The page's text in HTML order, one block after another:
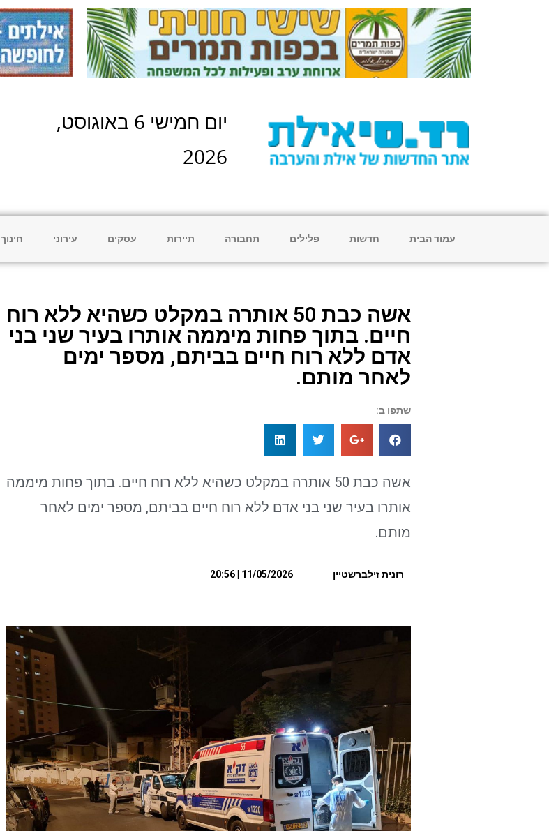
יום חמישי 6 באוגוסט,
2026
עמוד הבית חדשות פלילים תחבורה תיירות עסקים עירוני חינוך
אשה כבת 50 אותרה במקלט כשהיא ללא רוח
חיים. בתוך פחות מיממה אותרו בעיר שני בני
אדם ללא רוח חיים בביתם, מספר ימים
לאחר מותם.
שתפו ב:
אשה כבת 50 אותרה במקלט כשהיא ללא רוח חיים. בתוך פחות מיממה
אותרו בעיר שני בני אדם ללא רוח חיים בביתם, מספר ימים לאחר
מותם.
רונית זילברשטיין 11/05/2026 | 20:56